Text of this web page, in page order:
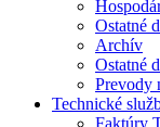
Ostatné
Archív
Ostatné
Prevody
Technické
Faktúry